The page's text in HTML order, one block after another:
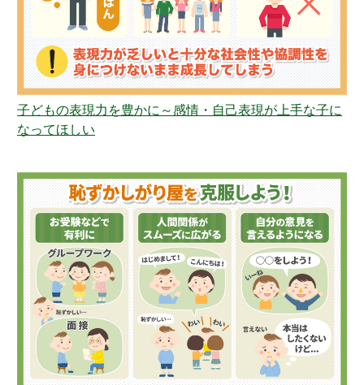
子どもの表現力を豊かに～感情・自己表現が上手な子に
なってほしい